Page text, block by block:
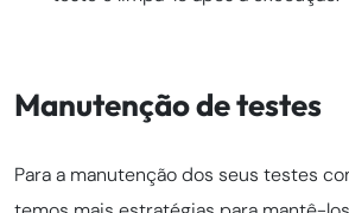
Manutenção de testes
Para a manutenção dos seus testes